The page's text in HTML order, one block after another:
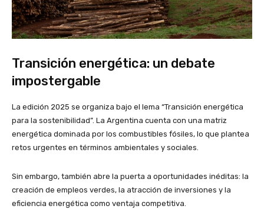
Transición energética: un debate
impostergable
La edición 2025 se organiza bajo el lema “Transición energética
para la sostenibilidad”. La Argentina cuenta con una matriz
energética dominada por los combustibles fósiles, lo que plantea
retos urgentes en términos ambientales y sociales.
Sin embargo, también abre la puerta a oportunidades inéditas: la
creación de empleos verdes, la atracción de inversiones y la
eficiencia energética como ventaja competitiva.